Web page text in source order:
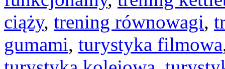
ciąży, trening równowagi,
gumami, turystyka filmowa